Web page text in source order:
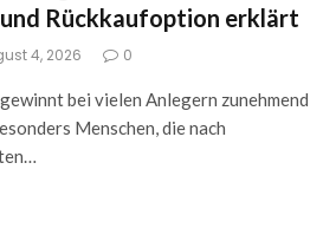
Rückkaufoption erklärt
4, 2026 0
bei vielen Anlegern zunehmend
Menschen, die nach